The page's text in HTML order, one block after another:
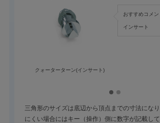
クォーターターン(インサート)
おすすめコメン
インサート
三角形のサイズは底辺から頂点までの寸法にな
にくい場合にはキー（操作）側に数字が記載し